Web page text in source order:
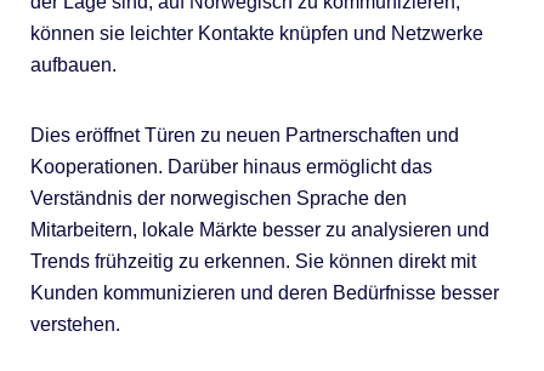
können sie leichter Kontakte knüpfen und Netzwerke
aufbauen.
Dies eröffnet Türen zu neuen Partnerschaften und
Kooperationen. Darüber hinaus ermöglicht das
Verständnis der norwegischen Sprache den
Mitarbeitern, lokale Märkte besser zu analysieren und
Trends frühzeitig zu erkennen. Sie können direkt mit
Kunden kommunizieren und deren Bedürfnisse besser
verstehen.